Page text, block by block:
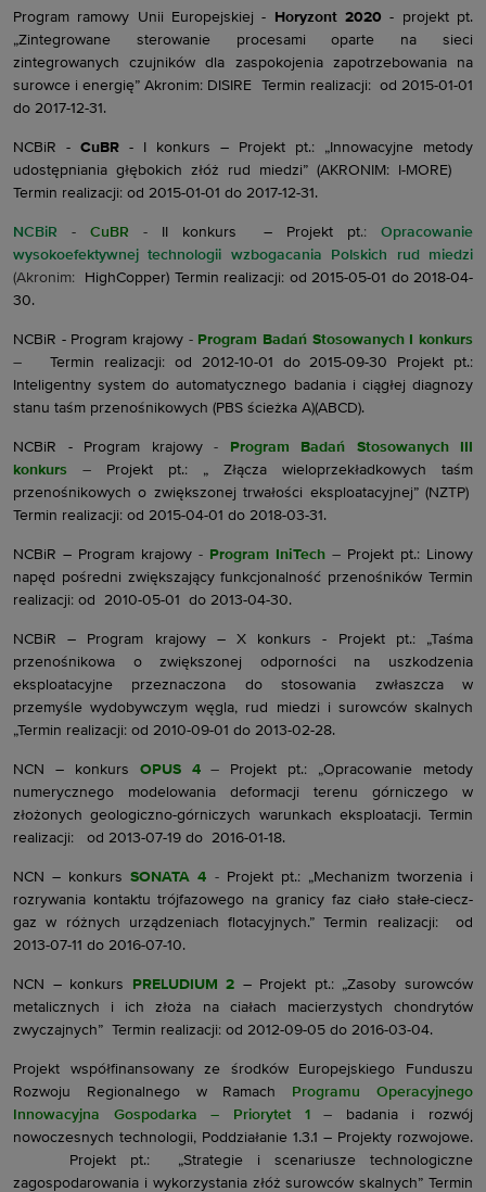
Program ramowy Unii Europejskiej - Horyzont 2020 - projekt pt.
„Zintegrowane sterowanie procesami oparte na sieci
zintegrowanych czujników dla zaspokojenia zapotrzebowania na
surowce i energię” Akronim: DISIRE Termin realizacji: od 2015-01-01
do 2017-12-31.
NCBiR - CuBR - I konkurs – Projekt pt.: „Innowacyjne metody
udostępniania głębokich złóż rud miedzi” (AKRONIM: I-MORE)
Termin realizacji: od 2015-01-01 do 2017-12-31.
NCBiR - CuBR - II konkurs – Projekt pt.:Opracowanie
wysokoefektywnej technologii wzbogacania Polskich rud miedzi
(Akronim:
HighCopper) Termin realizacji: od 2015-05-01 do 2018-04-
30.
NCBiR - Program krajowy - Program Badań Stosowanych I konkurs
–
Termin realizacji: od 2012-10-01 do 2015-09-30 Projekt pt.:
Inteligentny system do automatycznego badania i ciągłej diagnozy
stanu taśm przenośnikowych (PBS ścieżka A)(ABCD).
NCBiR - Program krajowy-
Program Badań Stosowanych III
konkurs –
Projekt pt.: „ Złącza wieloprzekładkowych taśm
przenośnikowych o zwiększonej trwałości eksploatacyjnej” (NZTP)
Termin realizacji: od 2015-04-01 do 2018-03-31.
NCBiR – Program krajowy - Program IniTech – Projekt pt.: Linowy
napęd pośredni zwiększający funkcjonalność przenośników Termin
realizacji: od 2010-05-01 do 2013-04-30.
NCBiR – Program krajowy – X konkurs - Projekt pt.: „Taśma
przenośnikowa o zwiększonej odporności na uszkodzenia
eksploatacyjne przeznaczona do stosowania zwłaszcza w
przemyśle wydobywczym węgla, rud miedzi i surowców skalnych
„Termin realizacji: od 2010-09-01 do 2013-02-28.
NCN – konkurs OPUS 4–
Projekt pt.: „Opracowanie metody
numerycznego modelowania deformacji terenu górniczego w
złożonych geologiczno-górniczych warunkach eksploatacji. Termin
realizacji: od 2013-07-19 do 2016-01-18.
NCN – konkurs SONATA 4 -
Projekt pt.: „Mechanizm tworzenia i
rozrywania kontaktu trójfazowego na granicy faz ciało stałe-ciecz-
gaz w różnych urządzeniach flotacyjnych.” Termin realizacji: od
2013-07-11 do 2016-07-10.
NCN – konkurs PRELUDIUM 2 – Projekt pt.: „Zasoby surowców
metalicznych i ich złoża na ciałach macierzystych chondrytów
zwyczajnych” Termin realizacji: od 2012-09-05 do 2016-03-04.
Projekt współfinansowany ze środków Europejskiego Funduszu
Rozwoju Regionalnego w Ramach
Programu Operacyjnego
Innowacyjna Gospodarka – Priorytet 1
– badania i rozwój
nowoczesnych technologii, Poddziałanie 1.3.1 – Projekty rozwojowe.
Projekt pt.: „Strategie i scenariusze technologiczne
zagospodarowania i wykorzystania złóż surowców skalnych” Termin